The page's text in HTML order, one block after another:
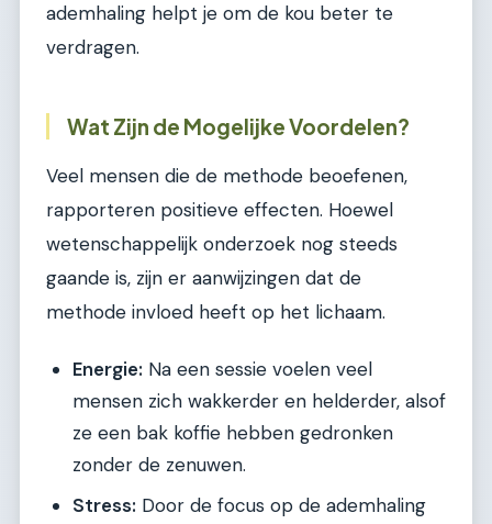
ademhaling helpt je om de kou beter te
verdragen.
Wat Zijn de Mogelijke Voordelen?
Veel mensen die de methode beoefenen,
rapporteren positieve effecten. Hoewel
wetenschappelijk onderzoek nog steeds
gaande is, zijn er aanwijzingen dat de
methode invloed heeft op het lichaam.
Energie: Na een sessie voelen veel
mensen zich wakkerder en helderder, alsof
ze een bak koffie hebben gedronken
zonder de zenuwen.
Stress: Door de focus op de ademhaling